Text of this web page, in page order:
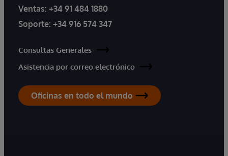
Ventas: +34 91 484 1880
Soporte: +34 916 574 347
Consultas Generales
Asistencia por correo electrónico
Oficinas en todo el mundo